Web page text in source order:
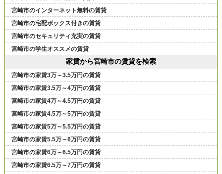
宮崎市のインターネット無料の賃貸
宮崎市の宅配ボックス付きの賃貸
宮崎市のセキュリティ充実の賃貸
宮崎市の学生オススメの賃貸
家賃から宮崎市の賃貸を検索
宮崎市の家賃3万～3.5万円の賃貸
宮崎市の家賃3.5万～4万円の賃貸
宮崎市の家賃4万～4.5万円の賃貸
宮崎市の家賃4.5万～5万円の賃貸
宮崎市の家賃5万～5.5万円の賃貸
宮崎市の家賃5.5万～6万円の賃貸
宮崎市の家賃6万～6.5万円の賃貸
宮崎市の家賃6.5万～7万円の賃貸